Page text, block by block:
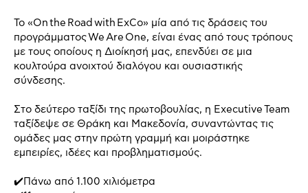
Το «On the Road with ExCo» μία από τις δράσεις του
προγράμματος We Are One, είναι ένας από τους τρόπους
με τους οποίους η Διοίκησή μας, επενδύει σε μια
κουλτούρα ανοιχτού διαλόγου και ουσιαστικής
σύνδεσης.
Στο δεύτερο ταξίδι της πρωτοβουλίας, η Executive Team
ταξίδεψε σε Θράκη και Μακεδονία, συναντώντας τις
ομάδες μας στην πρώτη γραμμή και μοιράστηκε
εμπειρίες, ιδέες και προβληματισμούς.
✔️Πάνω από 1.100 χιλιόμετρα